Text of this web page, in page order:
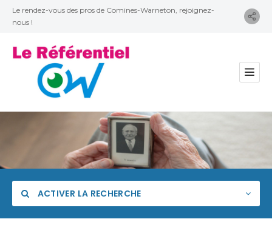
Le rendez-vous des pros de Comines-Warneton, rejoignez-
nous !
ACTIVER LA RECHERCHE